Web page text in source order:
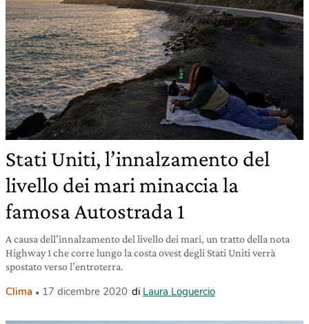
Stati Uniti, l’innalzamento del
livello dei mari minaccia la
famosa Autostrada 1
A causa dell’innalzamento del livello dei mari, un tratto della nota
Highway 1 che corre lungo la costa ovest degli Stati Uniti verrà
spostato verso l’entroterra.
Clima 17 dicembre 2020 di Laura Loguercio